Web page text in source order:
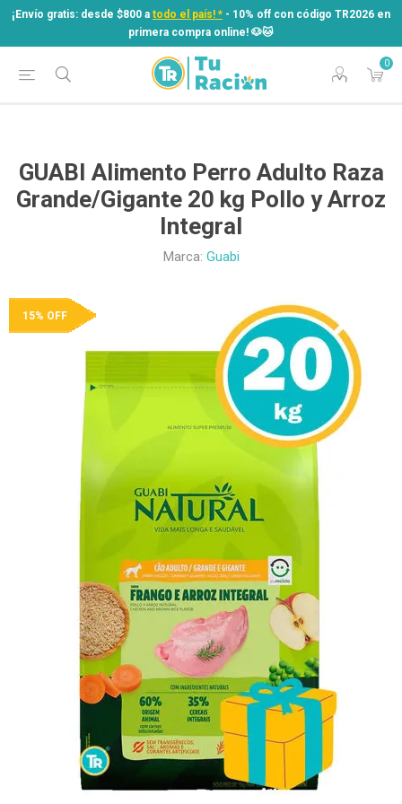
¡Envío gratis: desde $800 a todo el país! * - 10% off con código TR2026 en
primera compra online! ​🐶​🐱
0
¡Envío gratis: desde $800 atodo el país! *
- 10% off con código TR2026 en
primera compra online! ​🐶​🐱
GUABI Alimento Perro Adulto Raza
Grande/Gigante 20 kg Pollo y Arroz
Integral
Marca: Guabi
15% OFF